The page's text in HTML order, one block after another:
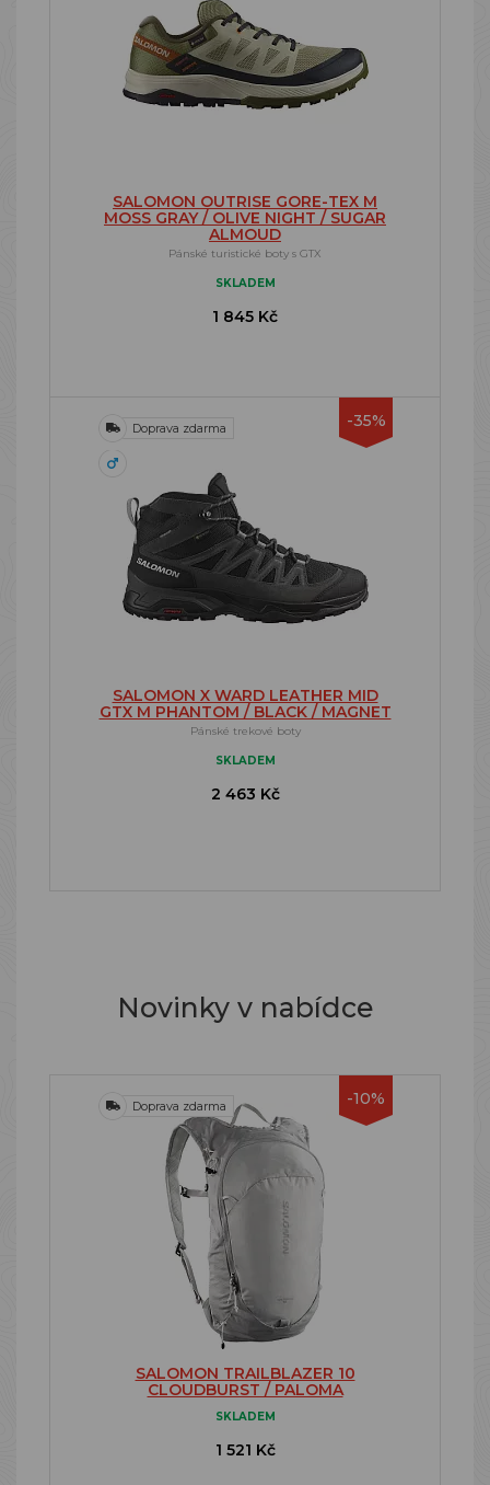
SALOMON OUTRISE GORE-TEX M
MOSS GRAY / OLIVE NIGHT / SUGAR
ALMOUD
Pánské turistické boty s GTX
SKLADEM
1 845 Kč
-35%
Doprava zdarma
SALOMON X WARD LEATHER MID
GTX M PHANTOM / BLACK / MAGNET
Pánské trekové boty
SKLADEM
2 463 Kč
Novinky v nabídce
-10%
Doprava zdarma
SALOMON TRAILBLAZER 10
CLOUDBURST / PALOMA
SKLADEM
1 521 Kč